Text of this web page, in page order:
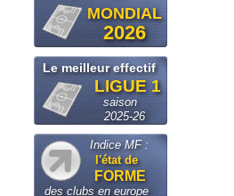
MONDIAL
2026
Le meilleur effectif
LIGUE 1
saison
2025-26
Indice MF :
l'état de
FORME
des clubs en europe